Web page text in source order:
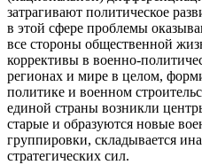
затрагивают политическое
в этой сфере проблемы
все стороны общественной
коррективы в военно-
регионах и мире в целом,
политике и военном
единой страны возникли
старые и образуются новые
группировки, складывается
стратегических сил.